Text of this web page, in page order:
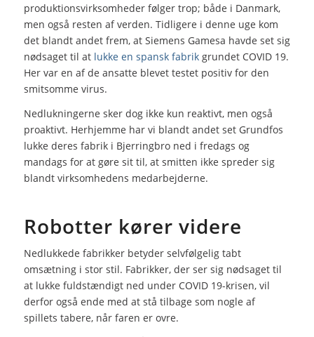
produktionsvirksomheder følger trop; både i Danmark,
men også resten af verden. Tidligere i denne uge kom
det blandt andet frem, at Siemens Gamesa havde set sig
nødsaget til at lukke en spansk fabrikgrundet COVID 19.
Her var en af de ansatte blevet testet positiv for den
smitsomme virus.
Nedlukningerne sker dog ikke kun reaktivt, men også
proaktivt. Herhjemme har vi blandt andet set Grundfos
lukke deres fabrik i Bjerringbro ned i fredags og
mandags for at gøre sit til, at smitten ikke spreder sig
blandt virksomhedens medarbejderne.
Robotter kører videre
Nedlukkede fabrikker betyder selvfølgelig tabt
omsætning i stor stil. Fabrikker, der ser sig nødsaget til
at lukke fuldstændigt ned under COVID 19-krisen, vil
derfor også ende med at stå tilbage som nogle af
spillets tabere, når faren er ovre.